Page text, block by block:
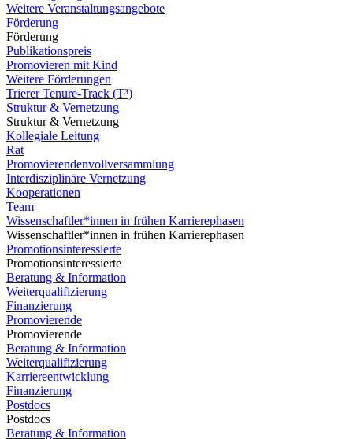
Weitere Veranstaltungsangebote
Förderung
Förderung
Publikationspreis
Promovieren mit Kind
Weitere Förderungen
Trierer Tenure-Track (T³)
Struktur & Vernetzung
Struktur & Vernetzung
Kollegiale Leitung
Rat
Promovierendenvollversammlung
Interdisziplinäre Vernetzung
Kooperationen
Team
Wissenschaftler*innen in frühen Karrierephasen
Wissenschaftler*innen in frühen Karrierephasen
Promotionsinteressierte
Promotionsinteressierte
Beratung & Information
Weiterqualifizierung
Finanzierung
Promovierende
Promovierende
Beratung & Information
Weiterqualifizierung
Karriereentwicklung
Finanzierung
Postdocs
Postdocs
Beratung & Information